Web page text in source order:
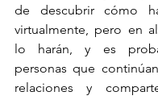
de descubrir cómo
virtualmente, pero en
lo harán, y es
personas que
relaciones y